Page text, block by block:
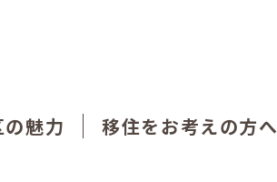
魅力 移住をお考えの方へ